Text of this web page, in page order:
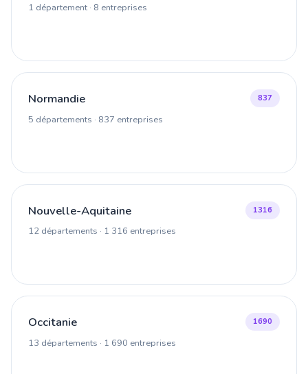
1 département · 8 entreprises
Normandie
5 départements · 837 entreprises
837
Nouvelle-Aquitaine
12 départements · 1 316 entreprises
1316
Occitanie
13 départements · 1 690 entreprises
1690